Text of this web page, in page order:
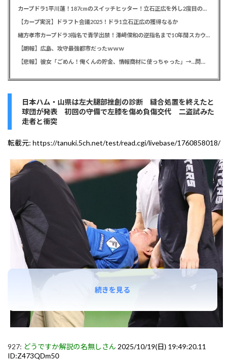
カープドラ1平川蓮！187cmのスイッチヒッター！立石正広を外し2度目の重複も新井監督がクジを引き当てる！【ドラフト会議2025】
【カープ実況】ドラフト会議2025！ドラ1立石正広の獲得なるか
緒方孝市カープドラ3指名で青学出禁！澤﨑俊和の逆指名まで10年間スカウト出禁
【朗報】広島、攻守最強都市だったｗｗｗ
【悲報】彼女「ごめん！俺くんの貯金、情報商材に使っちゃった」→…問い詰めたらギャン泣きされたんだが俺が悪いのか？
日本ハム・山県は左大腿部挫創の診断 縫合処置を終えたと
球団が発表 初回の守備で左膝を傷め負傷交代 二盗試みた
走者と衝突
転載元: https://tanuki.5ch.net/test/read.cgi/livebase/1760858018/
927: どうですか解説の名無しさん 2025/10/19(日) 19:49:20.11
ID:Z473QDm50
続きを見る